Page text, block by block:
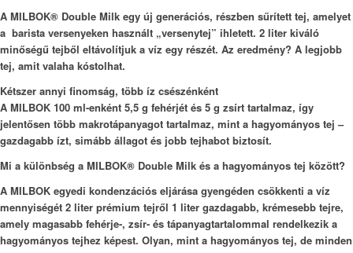
A MILBOK® Double Milk egy új generációs, részben sűrített tej, amelyet
a barista versenyeken használt „versenytej” ihletett. 2 liter kiváló
minőségű tejből eltávolítjuk a víz egy részét. Az eredmény? A legjobb
tej, amit valaha kóstolhat.
Kétszer annyi finomság, több íz csészénként
A MILBOK 100 ml-enként 5,5 g fehérjét és 5 g zsírt tartalmaz, így
jelentősen több makrotápanyagot tartalmaz, mint a hagyományos tej –
gazdagabb ízt, simább állagot és jobb tejhabot biztosít.
Mi a különbség a MILBOK® Double Milk és a hagyományos tej között?
A MILBOK egyedi kondenzációs eljárása gyengéden csökkenti a víz
mennyiségét 2 liter prémium tejről 1 liter gazdagabb, krémesebb tejre,
amely magasabb fehérje-, zsír- és tápanyagtartalommal rendelkezik a
hagyományos tejhez képest. Olyan, mint a hagyományos tej, de minden